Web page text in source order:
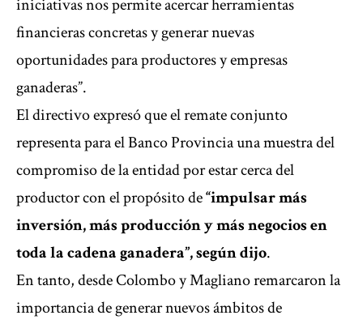
iniciativas nos permite acercar herramientas
financieras concretas y generar nuevas
oportunidades para productores y empresas
ganaderas”.
El directivo expresó que el remate conjunto
representa para el Banco Provincia una muestra del
compromiso de la entidad por estar cerca del
productor con el propósito de“impulsar más
inversión, más producción y más negocios en
toda la cadena ganadera”, según dijo.
En tanto, desde Colombo y Magliano remarcaron la
importancia de generar nuevos ámbitos de